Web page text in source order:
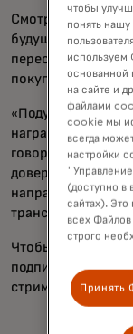
Смотря в
будущее кассы
пересекаются, с
покупок и
«Подумайте о
наградах, обо
говорит
доверяют ... Ты
направлении, и
Чтобы узнать
подписывайтесь
стриминговую
чтобы
понять
используем
основанной
на сайте и
файлами
cookie мы
всегда
настройки
(доступно в
сайтах). Это
всех
строго
Принять